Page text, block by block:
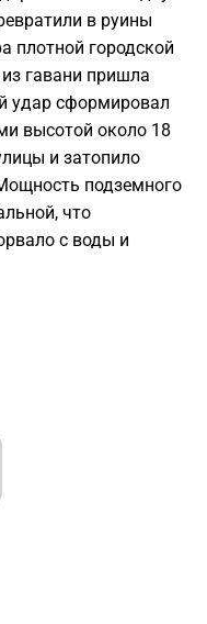
в руины
плотной городской
гавани пришла
удар сформировал
высотой около 18
и затопило
подземного
что
с воды и